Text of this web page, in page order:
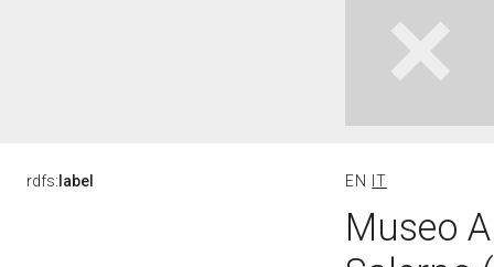
rdfs: label EN IT
Museo